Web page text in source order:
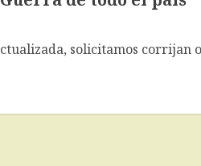
solicitamos corrijan